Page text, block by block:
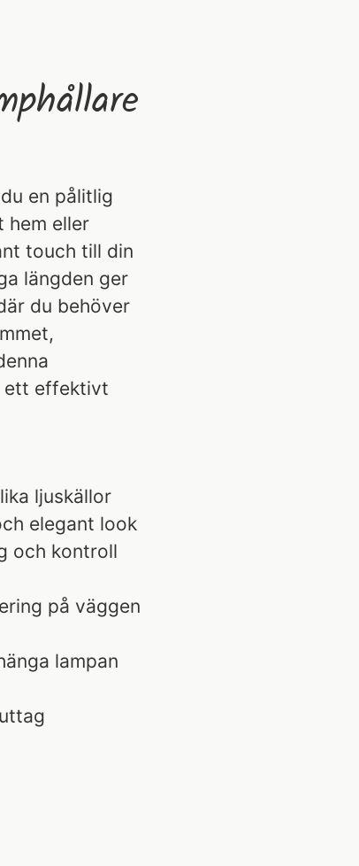
en pålitlig
hem eller
touch till din
längden ger
du behöver
ett effektivt
ljuskällor
elegant look
och kontroll
på väggen
lampan